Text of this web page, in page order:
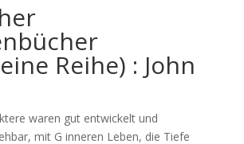
Reihe) : John
waren gut entwickelt und
mit G inneren Leben, die Tiefe